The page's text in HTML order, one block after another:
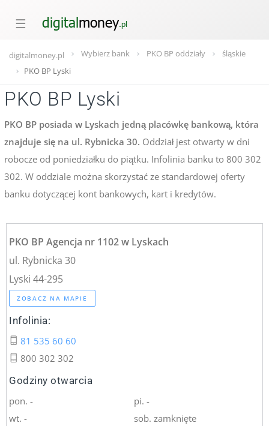
☰
digitalmoney.pl Wybierz bank PKO BP oddziały
śląskie
PKO BP Lyski
PKO BP Lyski
PKO BP posiada w Lyskach jedną placówkę bankową, która
znajduje się na ul. Rybnicka 30. Oddział jest otwarty w dni
robocze od poniedziałku do piątku. Infolinia banku to 800 302
302. W oddziale można skorzystać ze standardowej oferty
banku dotyczącej kont bankowych, kart i kredytów.
PKO BP Agencja nr 1102 w Lyskach
ul. Rybnicka 30
Lyski 44-295
ZOBACZ NA MAPIE
Infolinia:
81 535 60 60
800 302 302
Godziny otwarcia
pon. -
wt. -
pi. -
sob. zamknięte